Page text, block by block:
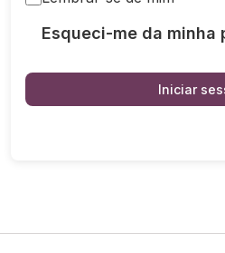
Esqueci-me da minha
Iniciar